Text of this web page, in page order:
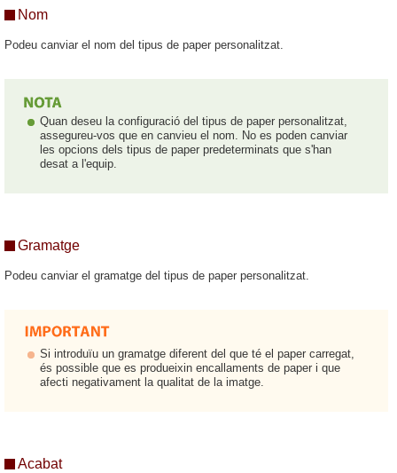
Nom
Podeu canviar el nom del tipus de paper personalitzat.
Quan deseu la configuració del tipus de paper personalitzat,
assegureu-vos que en canvieu el nom. No es poden canviar
les opcions dels tipus de paper predeterminats que s'han
desat a l'equip.
Gramatge
Podeu canviar el gramatge del tipus de paper personalitzat.
Si introduïu un gramatge diferent del que té el paper carregat,
és possible que es produeixin encallaments de paper i que
afecti negativament la qualitat de la imatge.
Acabat